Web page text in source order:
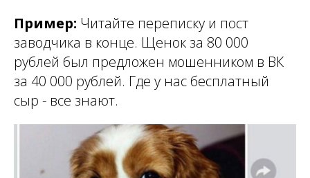
Пример: Читайте переписку и пост
заводчика в конце. Щенок за 80 000
рублей был предложен мошенником в ВК
за 40 000 рублей. Где у нас бесплатный
сыр - все знают.